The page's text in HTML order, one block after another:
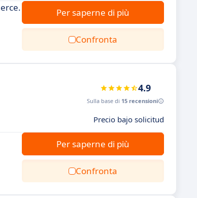
Per saperne di più
Confronta
4.9
Sulla base di 15 recensioni
Precio bajo solicitud
Per saperne di più
Confronta